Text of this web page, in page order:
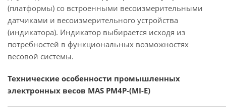
(платформы) со встроенными весоизмерительными
датчиками и весоизмерительного устройства
(индикатора). Индикатор выбирается исходя из
потребностей в функциональных возможностях
весовой системы.
Технические особенности промышленных
электронных весов MAS PM4P-(MI-E)